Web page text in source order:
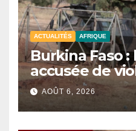
ACTUALITÉS AFRIQUE
Burkina Faso :
accusée de
des civils
jihadiste.
AOÛT 6, 2026